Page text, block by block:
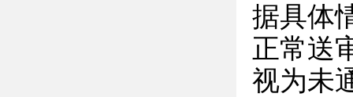
据具体
正常送
视为未